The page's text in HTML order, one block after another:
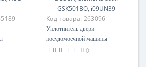
Код товара: 263096
Уплотнитель двери
посудомоечной машины
BOSCH, SIEMENS зам.
0